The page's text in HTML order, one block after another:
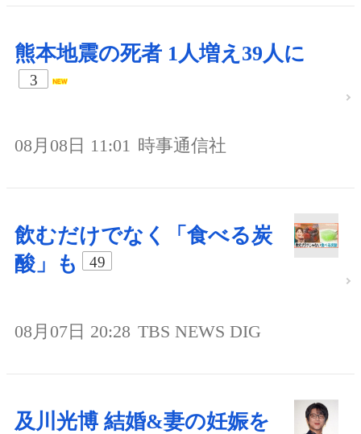
熊本地震の死者 1人増え39人に
3
08月08日 11:01 時事通信社
飲むだけでなく「食べる炭
酸」も
49
08月07日 20:28 TBS NEWS DIG
及川光博 結婚&妻の妊娠を